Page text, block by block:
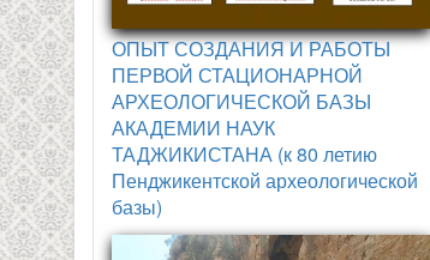
ОПЫТ СОЗДАНИЯ И РАБОТЫ
ПЕРВОЙ СТАЦИОНАРНОЙ
АРХЕОЛОГИЧЕСКОЙ БАЗЫ
АКАДЕМИИ НАУК
ТАДЖИКИСТАНА (к 80 летию
Пенджикентской археологической
базы)